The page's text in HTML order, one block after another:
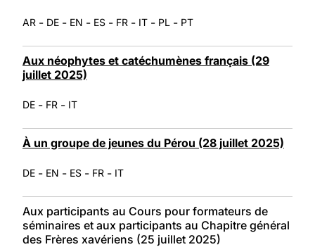
AR - DE - EN - ES - FR - IT - PL - PT
Aux néophytes et catéchumènes français (29
juillet 2025)
DE - FR - IT
À un groupe de jeunes du Pérou (28 juillet 2025)
DE - EN - ES - FR - IT
Aux participants au Cours pour formateurs de
séminaires et aux participants au Chapitre général
des Frères xavériens (25 juillet 2025)